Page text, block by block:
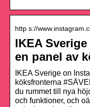
http s://
IKEA
en panel av
IKEA Sverige on
köksfronterna
du rummet till nya
och funktioner, och